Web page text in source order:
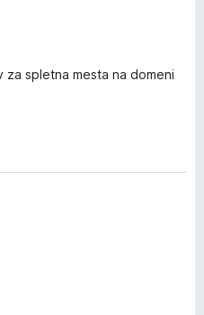
spletna mesta na domeni